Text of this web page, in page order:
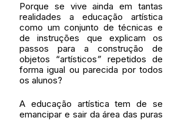
Porque se vive ainda em tantas
realidades a educação artística
como um conjunto de técnicas e
de instruções que explicam os
passos para a construção de
objetos “artísticos” repetidos de
forma igual ou parecida por todos
os alunos?
A educação artística tem de se
emancipar e sair da área das puras